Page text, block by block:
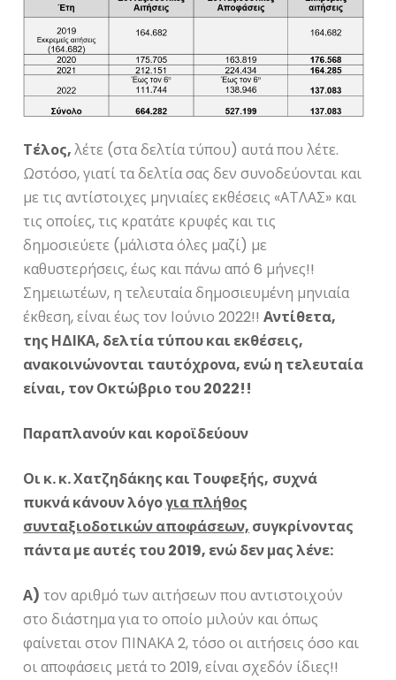
Τέλος,λέτε (στα δελτία τύπου) αυτά που λέτε.
Ωστόσο, γιατί τα δελτία σας δεν συνοδεύονται και
με τις αντίστοιχες μηνιαίες εκθέσεις «ΑΤΛΑΣ» και
τις οποίες, τις κρατάτε κρυφές και τις
δημοσιεύετε (μάλιστα όλες μαζί) με
καθυστερήσεις, έως και πάνω από 6 μήνες!!
Σημειωτέων, η τελευταία δημοσιευμένη μηνιαία
έκθεση, είναι έως τον Ιούνιο 2022!!Αντίθετα,
της ΗΔΙΚΑ, δελτία τύπου και εκθέσεις,
ανακοινώνονται ταυτόχρονα, ενώ η τελευταία
είναι, τον Οκτώβριο του 2022!!
Παραπλανούν και κοροϊδεύουν
Οι κ. κ. Χατζηδάκης και Τουφεξής, συχνά
πυκνά κάνουν λόγογια πλήθος
συνταξιοδοτικών αποφάσεων, συγκρίνοντας
πάντα με αυτές του 2019, ενώ δεν μας λένε:
Α) τον αριθμό των αιτήσεων που αντιστοιχούν
στο διάστημα για το οποίο μιλούν και όπως
φαίνεται στον ΠΙΝΑΚΑ 2, τόσο οι αιτήσεις όσο και
οι αποφάσεις μετά το 2019, είναι σχεδόν ίδιες!!